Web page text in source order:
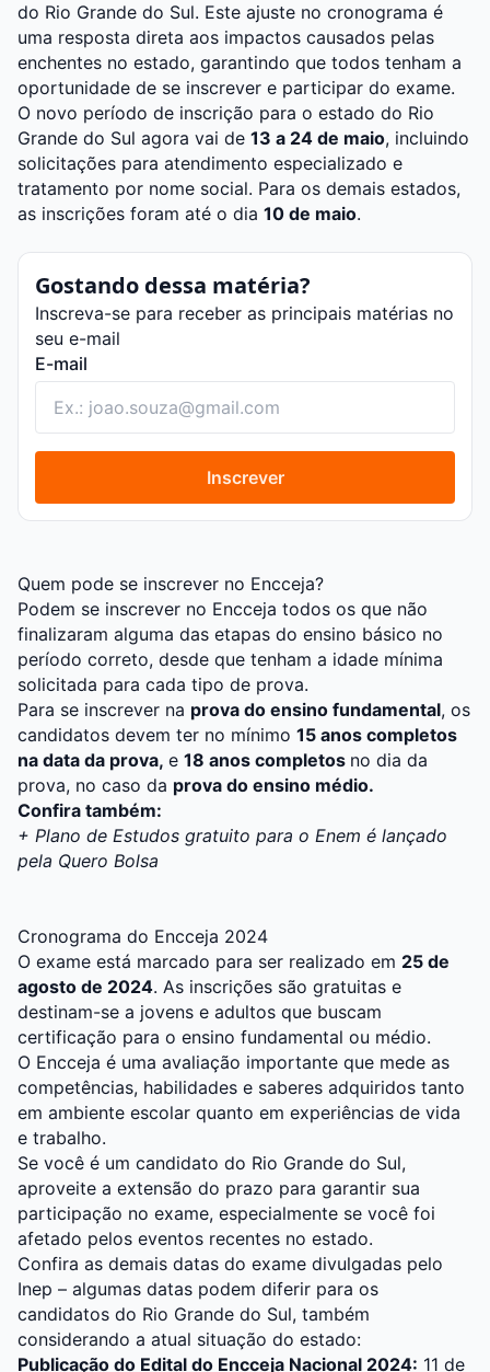
do Rio Grande do Sul. Este ajuste no cronograma é
uma resposta direta aos impactos causados pelas
enchentes no estado, garantindo que todos tenham a
oportunidade de se inscrever e participar do exame.
O novo período de inscrição para o estado do Rio
Grande do Sul agora vai de 13 a 24 de maio, incluindo
solicitações para atendimento especializado e
tratamento por nome social. Para os demais estados,
as inscrições foram até o dia 10 de maio.
Gostando dessa matéria?
Inscreva-se para receber as principais matérias no
seu e-mail
E-mail
Inscrever
Quem pode se inscrever no Encceja?
Podem se inscrever no Encceja todos os que não
finalizaram alguma das etapas do ensino básico no
período correto, desde que tenham a idade mínima
solicitada para cada tipo de prova.
Para se inscrever na prova do ensino fundamental, os
candidatos devem ter no mínimo 15 anos completos
na data da prova, e 18 anos completos no dia da
prova, no caso da prova do ensino médio.
Confira também:
+ Plano de Estudos gratuito para o Enem é lançado
pela Quero Bolsa
Cronograma do Encceja 2024
O exame está marcado para ser realizado em 25 de
agosto de 2024. As inscrições são gratuitas e
destinam-se a jovens e adultos que buscam
certificação para o ensino fundamental ou médio.
O Encceja é uma avaliação importante que mede as
competências, habilidades e saberes adquiridos tanto
em ambiente escolar quanto em experiências de vida
e trabalho.
Se você é um candidato do Rio Grande do Sul,
aproveite a extensão do prazo para garantir sua
participação no exame, especialmente se você foi
afetado pelos eventos recentes no estado.
Confira as demais datas do exame divulgadas pelo
Inep – algumas datas podem diferir para os
candidatos do Rio Grande do Sul, também
considerando a atual situação do estado:
Publicação do Edital do Encceja Nacional 2024: 11 de